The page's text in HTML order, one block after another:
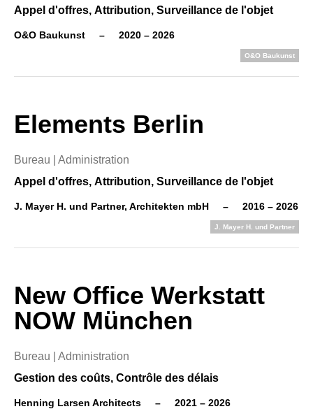
Appel d'offres, Attribution, Surveillance de l'objet
O&O Baukunst – 2020 – 2026
O&O Baukunst
Elements Berlin
Bureau | Administration
Appel d'offres, Attribution, Surveillance de l'objet
J. Mayer H. und Partner, Architekten mbH – 2016 – 2026
J. Mayer H. und Partner
New Office Werkstatt
NOW München
Bureau | Administration
Gestion des coûts, Contrôle des délais
Henning Larsen Architects – 2021 – 2026